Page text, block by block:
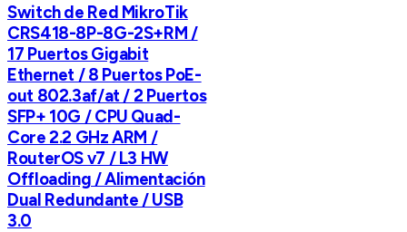
Switch de Red MikroTik
CRS418-8P-8G-2S+RM /
17 Puertos Gigabit
Ethernet / 8 Puertos PoE-
out 802.3af/at / 2 Puertos
SFP+ 10G / CPU Quad-
Core 2.2 GHz ARM /
RouterOS v7 / L3 HW
Offloading / Alimentación
Dual Redundante / USB
3.0